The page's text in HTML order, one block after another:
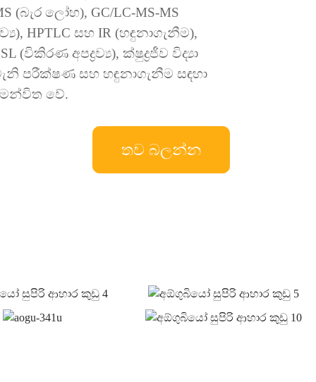
(බැර ලෝහ), GC/LC-MS-MS
HPTLC සහ IR (හඳුනාගැනීම),
(විකිරණ අපද්‍රව්‍ය), ක්ෂුද්‍රජීව විද්‍යා
පරීක්ෂණ සහ හඳුනාගැනීම සඳහා
වේ.
තව බලන්න
සහ උපුටා